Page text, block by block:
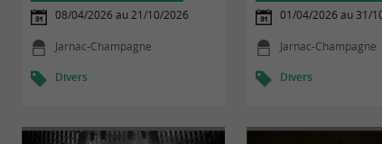
08/04/2026 au 21/10/2026
Jarnac-Champagne
Divers
01/04/2026 au 31/
Jarnac-Champagne
Divers